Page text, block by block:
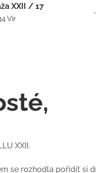
XXII / 17
Vir
XXII.
se rozhodla pořídit si